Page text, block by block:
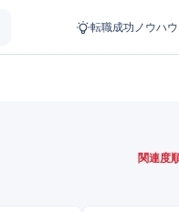
転職成功ノウハウ
関連度